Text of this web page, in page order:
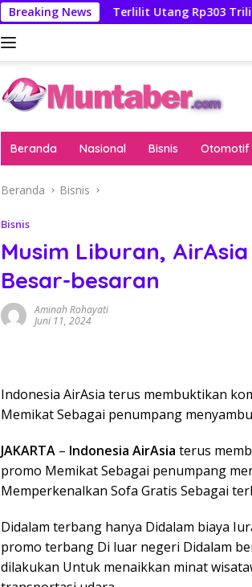
Breaking News
Terlilit Utang Rp303 Triliun,
Beranda Nasional Bisnis Otomotif
Beranda Bisnis
Bisnis
Musim Liburan,
Besar-besaran
Aminah Rohayati
Juni 11, 2024
Indonesia AirAsia terus membuktikan
Memikat Sebagai penumpang
JAKARTA – Indonesia AirAsia terus
promo Memikat Sebagai penumpang
Memperkenalkan Sofa Gratis Sebagai
Didalam terbang hanya Didalam biaya
promo terbang Di luar negeri Didalam
dilakukan Untuk menaikkan minat